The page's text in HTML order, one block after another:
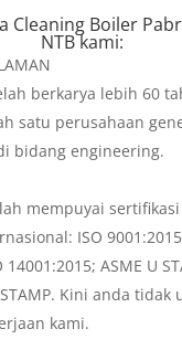
Cleaning Boiler
NTBkami:
berkarya lebih 60
satu perusahaan
bidang engineering.
mempuyai
ISO
ASME U
STAMP. Kini anda tidak
kami.